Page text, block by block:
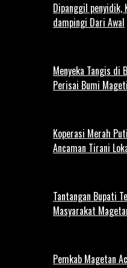
Dipanggil penyidik,
dampingi Dari Awal
Menyeka Tangis di
Perisai Bumi Mageti
Koperasi Merah
Ancaman Tirani
Tantangan Bupati
Masyarakat
Pemkab Magetan